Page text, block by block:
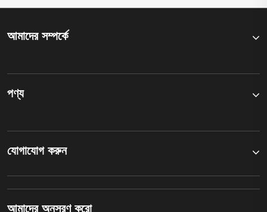
আমাদের সম্পর্কে
পণ্য
যোগাযোগ করুন
আমাদের অনুসরণ করো